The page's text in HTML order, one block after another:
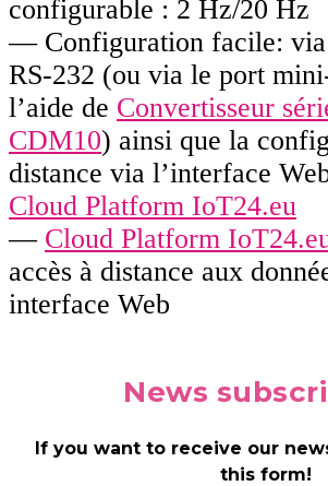
configurable : 2 Hz/20 Hz
— Configuration facile: via
RS-232 (ou via le port
l’aide de Convertisseur
CDM10) ainsi que la
distance via l’interface
Cloud Platform IoT24.eu
— Cloud Platform
accès à distance aux
interface Web
News
If you want to receive our
this form!